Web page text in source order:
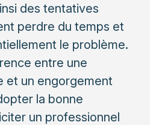
des tentatives
perdre du temps et
le problème.
entre une
et un engorgement
la bonne
un professionnel